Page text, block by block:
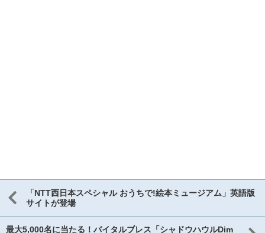
「NTT西日本スペシャル おうちで!絵本ミュージアム」英語版
サイトが登場
最大5,000名に当たる！バイタルブレス「シャドウハウルDim